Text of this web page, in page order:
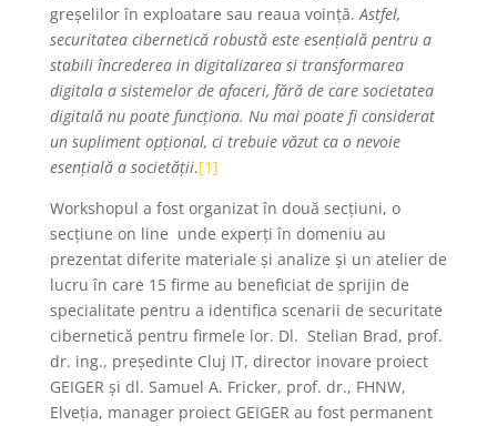
greșelilor în exploatare sau reaua voință.Astfel,
securitatea cibernetică robustă este esențială pentru a
stabili încrederea in digitalizarea si transformarea
digitala a sistemelor de afaceri, fără de care societatea
digitală nu poate funcționa. Nu mai poate fi considerat
un supliment opțional, ci trebuie văzut ca o nevoie
esențială a societății.[1]
Workshopul a fost organizat în două secțiuni, o
secțiune on line unde experți în domeniu au
prezentat diferite materiale și analize și un atelier de
lucru în care 15 firme au beneficiat de sprijin de
specialitate pentru a identifica scenarii de securitate
cibernetică pentru firmele lor. Dl. Stelian Brad, prof.
dr. ing., președinte Cluj IT, director inovare proiect
GEIGER și dl. Samuel A. Fricker, prof. dr., FHNW,
Elveția, manager proiect GEIGER au fost permanent